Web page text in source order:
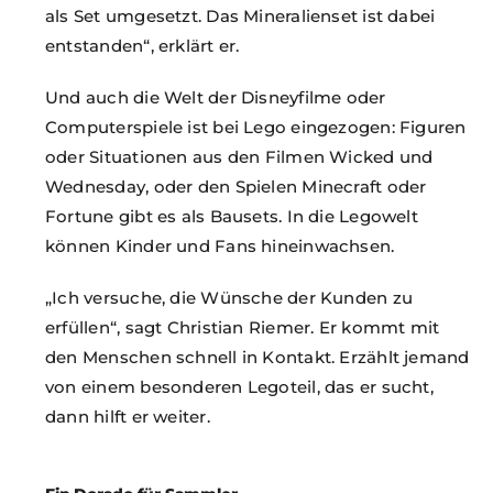
als Set umgesetzt. Das Mineralienset ist dabei
entstanden“, erklärt er.
Und auch die Welt der Disneyfilme oder
Computerspiele ist bei Lego eingezogen: Figuren
oder Situationen aus den Filmen Wicked und
Wednesday, oder den Spielen Minecraft oder
Fortune gibt es als Bausets. In die Legowelt
können Kinder und Fans hineinwachsen.
„Ich versuche, die Wünsche der Kunden zu
erfüllen“, sagt Christian Riemer. Er kommt mit
den Menschen schnell in Kontakt. Erzählt jemand
von einem besonderen Legoteil, das er sucht,
dann hilft er weiter.